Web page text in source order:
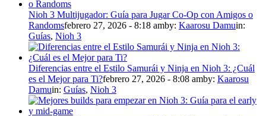
Nioh 3 Multijugador: Guía para Jugar Co-Op con Amigos o
Randomsfebrero 27, 2026 - 8:18 amby: Kaarosu Damuin:
Guías, Nioh 3
Diferencias entre el Estilo Samurái y Ninja en Nioh 3: ¿Cuál
es el Mejor para Ti?febrero 27, 2026 - 8:08 amby: Kaarosu
Damuin: Guías, Nioh 3